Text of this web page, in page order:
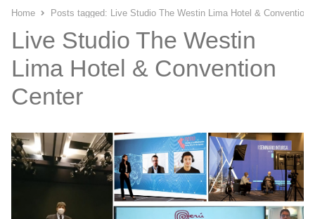
Home Posts tagged: Live Studio The Westin Lima Hotel & Convention
Live Studio The Westin
Lima Hotel & Convention
Center